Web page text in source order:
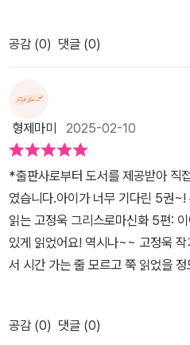
이 걸리는데..그럼 황금 양털은 어디
레와 결혼하여 프릭소스와 헬레를
고 자유롭던 그 시절을 잊지 못하고
이들을 남기고? 😰 (선녀복도 없고
소! 하고 1년 시험 끝에 결혼을 했는
아타마스가 적자인 프릭소스를 후임
프릭소스를 죽일 계획을 세운다. 여
들은 요정이 아니라 구름을 탈 수 없
스로 가거라~ 가던 도중 여동생 헬레는 떨어져 죽고, 홀로 콜키스에
도착한 프릭소스는 콜키스의 딸 칼
을 아레스의 숲에 바친다. 이후로 강
양털이라는 소문이 일파만파~~바
으러 가라는 것! 마녀 메데이아가 지
공감 (0) 댓글 (0)
형제마미 2025-02-10
*출판사로부터 도서를 제공받아 직
였습니다.​아이가 너무 기다린 5권~!
읽는 고정욱 그리스로마신화 5편:
있게 읽었어요! 역시나~~ 고정욱
서 시간 가는 줄 모르고 쭉 읽었을
을 다루고 있어요. 이아손은 어린 시
해 황금 양털을 찾는 큰 모험을 떠나
공감 (0) 댓글 (0)